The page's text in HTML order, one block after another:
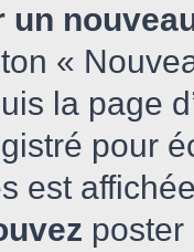
un
«
la page
pour
est